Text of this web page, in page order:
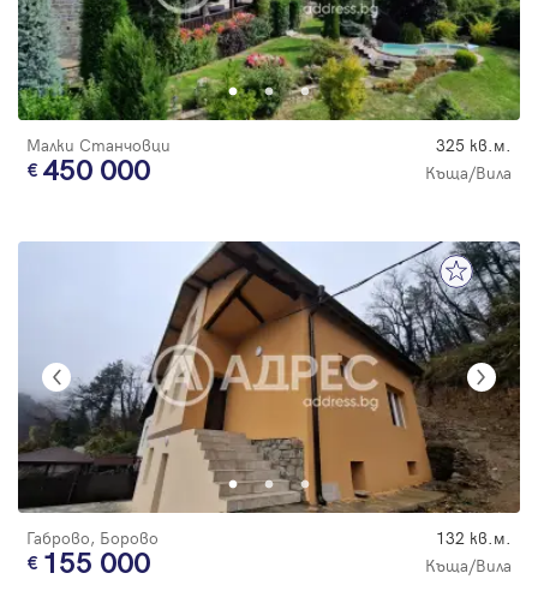
Малки Станчовци 325 кв.м.
450 000 Къща/Вила
Габрово, Борово 132 кв.м.
155 000 Къща/Вила